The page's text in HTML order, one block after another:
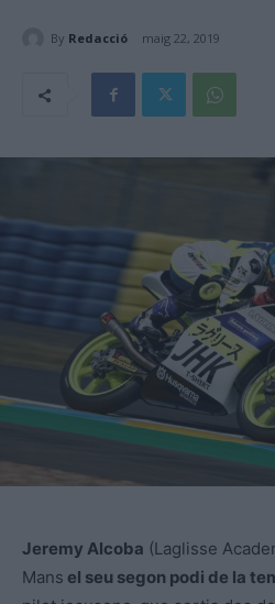
By Redacció maig 22, 2019
Jeremy Alcoba (Laglisse
Mans el seu segon podi de la